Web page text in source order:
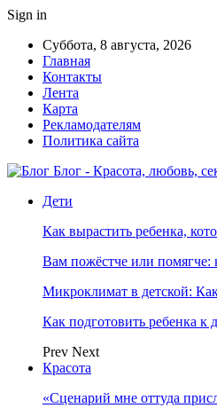
Sign in
Суббота, 8 августа, 2026
Главная
Контакты
Лента
Карта
Рекламодателям
Политика сайта
Блог - Красота, любовь,
Дети
Как вырастить ребенка,
Вам пожёстче или помягче:
Микроклимат в детской:
Как подготовить ребенка к
Prev Next
Красота
«Сценарий мне оттуда